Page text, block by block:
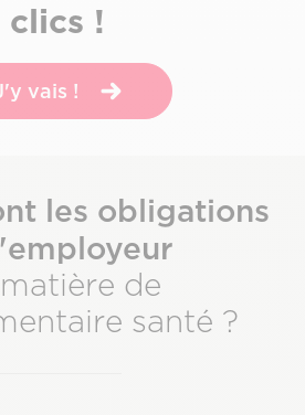
clics !
vais !
les obligations
de
santé ?